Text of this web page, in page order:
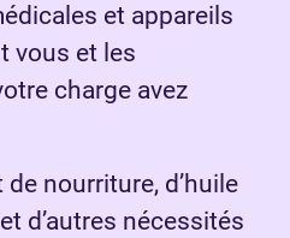
et appareils
vous et les
charge avez
nourriture, d’huile
d’autres nécessités